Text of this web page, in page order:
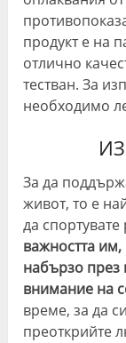
продукт е на
отлично
тестван. За
необходимо
За да
живот, то е
да
важността им,
набързо
внимание на
време, за да
преоткрийте